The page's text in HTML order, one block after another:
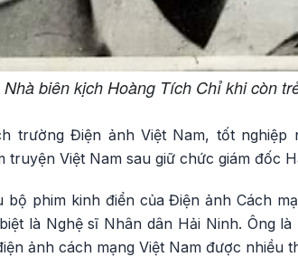
Nhà biên kịch Hoàng Tích Chỉ khi còn
trường Điện ảnh Việt Nam, tốt nghiệp
truyện Việt Nam sau giữ chức giám đốc
phim kinh điển của Điện ảnh Cách
là Nghệ sĩ Nhân dân Hải Ninh. Ông
ảnh cách mạng Việt Nam được nhiều